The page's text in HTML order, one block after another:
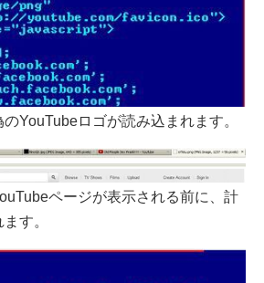
YouTubeロゴが読み込まれます。
ページが表示される前に、計
す。